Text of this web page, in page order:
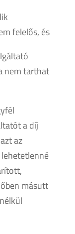
felelős, és
nem tarthat
a díj
az
másutt